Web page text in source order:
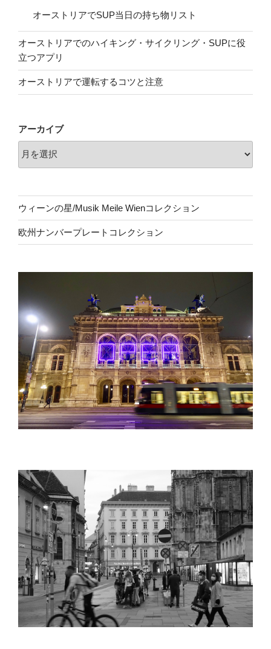
オーストリアでSUP当日の持ち物リスト
オーストリアでのハイキング・サイクリング・SUPに役
立つアプリ
オーストリアで運転するコツと注意
アーカイブ
ウィーンの星/Musik Meile Wienコレクション
欧州ナンバープレートコレクション